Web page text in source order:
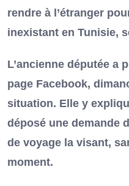
rendre à l’étranger
inexistant en Tunisie,
L’ancienne députée a
page Facebook,
situation. Elle y
déposé une demande
de voyage la visant,
moment.